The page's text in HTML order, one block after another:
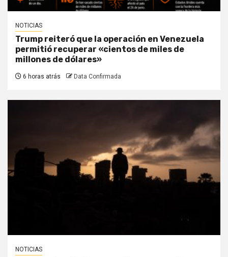
NOTICIAS
Trump reiteró que la operación en Venezuela
permitió recuperar «cientos de miles de
millones de dólares»
6 horas atrás Data Confirmada
NOTICIAS